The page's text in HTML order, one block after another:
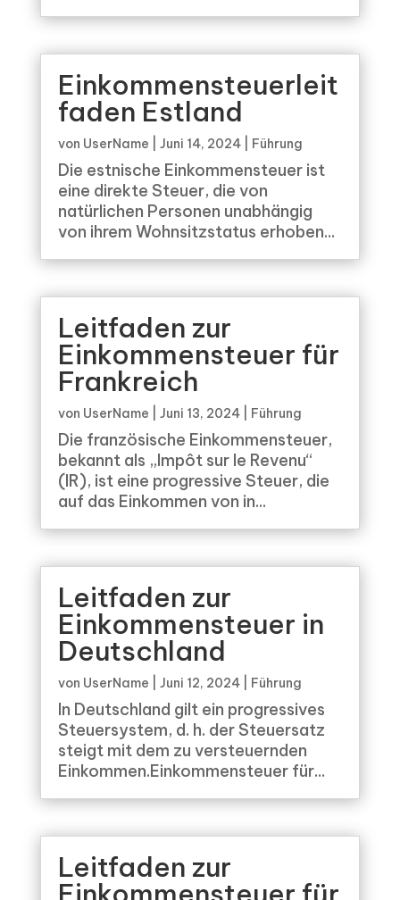
Einkommensteuerleit
faden Estland
von UserName Juni 14, 2024| Führung
Die estnische Einkommensteuer ist
eine direkte Steuer, die von
natürlichen Personen unabhängig
von ihrem Wohnsitzstatus erhoben...
Leitfaden zur
Einkommensteuer für
Frankreich
von UserName Juni 13, 2024| Führung
Die französische Einkommensteuer,
bekannt als „Impôt sur le Revenu“
(IR), ist eine progressive Steuer, die
auf das Einkommen von in...
Leitfaden zur
Einkommensteuer in
Deutschland
von UserName Juni 12, 2024| Führung
In Deutschland gilt ein progressives
Steuersystem, d. h. der Steuersatz
steigt mit dem zu versteuernden
Einkommen.Einkommensteuer für...
Leitfaden zur